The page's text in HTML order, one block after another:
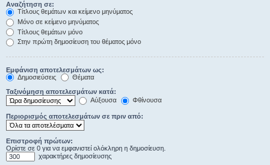
Αναζήτηση σε:
Τίτλους θεμάτων και κείμενο μηνύματος
Μόνο σε κείμενο μηνύματος
Τίτλους θεμάτων μόνο
Στην πρώτη δημοσίευση του θέματος μόνο
Εμφάνιση αποτελεσμάτων ως:
Δημοσιεύσεις
Θέματα
Ταξινόμηση αποτελεσμάτων κατά:
Αύξουσα
Φθίνουσα
Περιορισμός αποτελεσμάτων σε πριν από:
Επιστροφή πρώτων:
Ορίστε σε 0 για να εμφανιστεί ολόκληρη η δημοσίευση.
χαρακτήρες δημοσίευσης